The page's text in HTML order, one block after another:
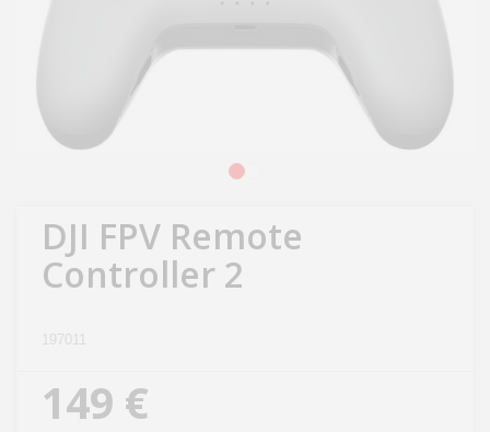
DJI FPV Remote
Controller 2
197011
149 €
Elektroonika
aed
Sport